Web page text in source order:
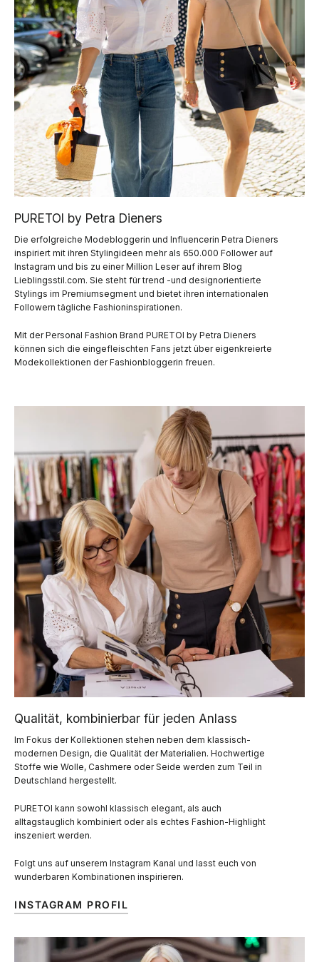
PURETOI by Petra Dieners
Die erfolgreiche Modebloggerin und Influencerin Petra Dieners
inspiriert mit ihren Stylingideen mehr als 650.000 Follower auf
Instagram und bis zu einer Million Leser auf ihrem Blog
Lieblingsstil.com. Sie steht für trend -und designorientierte
Stylings im Premiumsegment und bietet ihren internationalen
Followern tägliche Fashioninspirationen.
Mit der Personal Fashion Brand PURETOI by Petra Dieners
können sich die eingefleischten Fans jetzt über eigenkreierte
Modekollektionen der Fashionbloggerin freuen.
Qualität, kombinierbar für jeden Anlass
Im Fokus der Kollektionen stehen neben dem klassisch-
modernen Design, die Qualität der Materialien. Hochwertige
Stoffe wie Wolle, Cashmere oder Seide werden zum Teil in
Deutschland hergestellt.
PURETOI kann sowohl klassisch elegant, als auch
alltagstauglich kombiniert oder als echtes Fashion-Highlight
inszeniert werden.
Folgt uns auf unserem Instagram Kanal und lasst euch von
wunderbaren Kombinationen inspirieren.
INSTAGRAM PROFIL